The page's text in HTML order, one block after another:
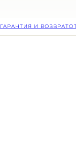
ГАРАНТИЯ И ВОЗВРАТ